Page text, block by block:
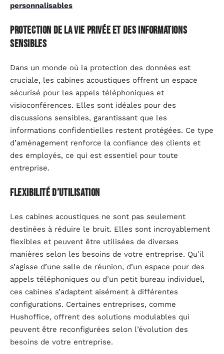
personnalisables
Protection de la vie privée et des informations
sensibles
Dans un monde où la protection des données est
cruciale, les cabines acoustiques offrent un espace
sécurisé pour les appels téléphoniques et
visioconférences. Elles sont idéales pour des
discussions sensibles, garantissant que les
informations confidentielles restent protégées. Ce type
d’aménagement renforce la confiance des clients et
des employés, ce qui est essentiel pour toute
entreprise.
Flexibilité d’utilisation
Les cabines acoustiques ne sont pas seulement
destinées à réduire le bruit. Elles sont incroyablement
flexibles et peuvent être utilisées de diverses
manières selon les besoins de votre entreprise. Qu’il
s’agisse d’une salle de réunion, d’un espace pour des
appels téléphoniques ou d’un petit bureau individuel,
ces cabines s’adaptent aisément à différentes
configurations. Certaines entreprises, comme
Hushoffice, offrent des solutions modulables qui
peuvent être reconfigurées selon l’évolution des
besoins de votre entreprise.